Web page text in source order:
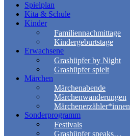
Spielplan
Kita & Schule
Kinder
Familiennachmittage
Kindergeburtstage
Erwachsene
Grashüpfer by Night
Grashüpfer spielt
Märchen
Märchenabende
Märchenwanderungen
Märchenerzähler*innen
Sonderprogramm
Festivals
Grashüpfer speaks…